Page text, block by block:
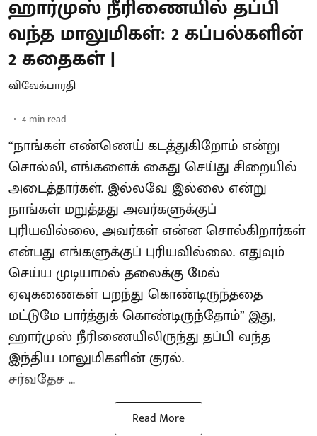
ஹார்முஸ் நீரிணையில் தப்பி
வந்த மாலுமிகள்: 2 கப்பல்களின்
2 கதைகள் |
விவேக்பாரதி
4 min read
“நாங்கள் எண்ணெய் கடத்துகிறோம் என்று
சொல்லி, எங்களைக் கைது செய்து சிறையில்
அடைத்தார்கள். இல்லவே இல்லை என்று
நாங்கள் மறுத்தது அவர்களுக்குப்
புரியவில்லை, அவர்கள் என்ன சொல்கிறார்கள்
என்பது எங்களுக்குப் புரியவில்லை. எதுவும்
செய்ய முடியாமல் தலைக்கு மேல்
ஏவுகணைகள் பறந்து கொண்டிருந்ததை
மட்டுமே பார்த்துக் கொண்டிருந்தோம்” இது,
ஹார்முஸ் நீரிணையிலிருந்து தப்பி வந்த
இந்திய மாலுமிகளின் குரல்.
சர்வதேச ...
Read More